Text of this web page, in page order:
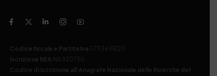
Codice fiscale e Partita Iva 07936981211
Iscrizione REA NA 920756
Codice di iscrizione all’Anagrafe Nazionale delle Ricerche del